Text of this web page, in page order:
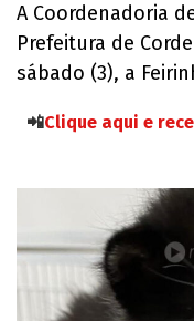
A Coordenadoria
Prefeitura de
sábado (3), a
📲Clique aqui e